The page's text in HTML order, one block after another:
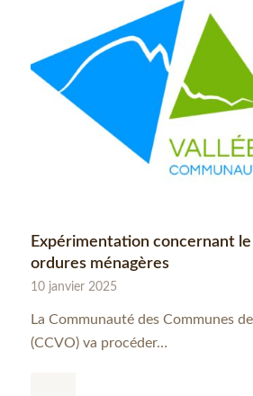
Expérimentation concernant le
ordures ménagères
10 janvier 2025
La Communauté des Communes
(CCVO) va procéder…